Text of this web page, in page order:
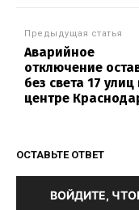
Предыдущая статья
Аварийное
отключение
без света 17 улиц
центре
ОСТАВЬТЕ ОТВЕТ
ВОЙДИТЕ,